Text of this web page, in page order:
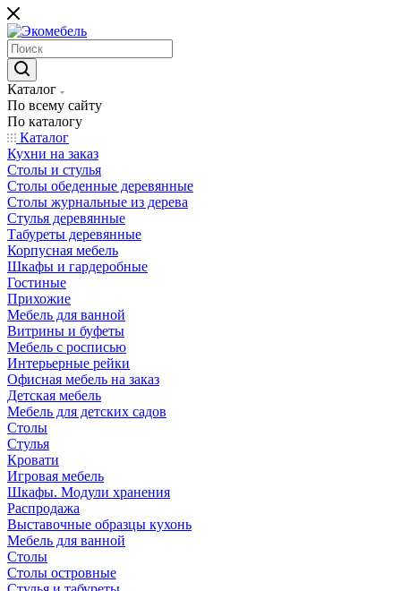
Каталог
По всему сайту
По каталогу
Каталог
Кухни на заказ
Столы и стулья
Столы обеденные деревянные
Столы журнальные из дерева
Стулья деревянные
Табуреты деревянные
Корпусная мебель
Шкафы и гардеробные
Гостиные
Прихожие
Мебель для ванной
Витрины и буфеты
Мебель с росписью
Интерьерные рейки
Офисная мебель на заказ
Детская мебель
Мебель для детских садов
Столы
Стулья
Кровати
Игровая мебель
Шкафы. Модули хранения
Распродажа
Выставочные образцы кухонь
Мебель для ванной
Столы
Столы островные